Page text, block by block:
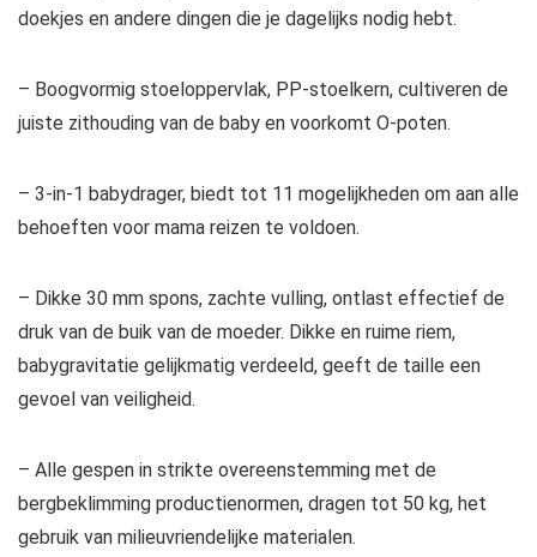
doekjes en andere dingen die je dagelijks nodig hebt.
– Boogvormig stoeloppervlak, PP-stoelkern, cultiveren de
juiste zithouding van de baby en voorkomt O-poten.
– 3-in-1 babydrager, biedt tot 11 mogelijkheden om aan alle
behoeften voor mama reizen te voldoen.
– Dikke 30 mm spons, zachte vulling, ontlast effectief de
druk van de buik van de moeder. Dikke en ruime riem,
babygravitatie gelijkmatig verdeeld, geeft de taille een
gevoel van veiligheid.
– Alle gespen in strikte overeenstemming met de
bergbeklimming productienormen, dragen tot 50 kg, het
gebruik van milieuvriendelijke materialen.